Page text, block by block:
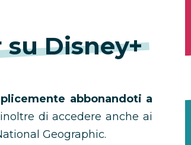
Disney+
abbonandoti a
di accedere anche ai
Geographic.